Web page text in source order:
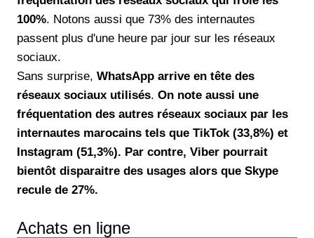
100%. Notons aussi que 73% des internautes
passent plus d'une heure par jour sur les réseaux
sociaux.
Sans surprise, WhatsApp arrive en tête des
réseaux sociaux utilisés. On note aussi une
fréquentation des autres réseaux sociaux par les
internautes marocains tels que TikTok (33,8%) et
Instagram (51,3%). Par contre, Viber pourrait
bientôt disparaitre des usages alors que Skype
recule de 27%.
Achats en ligne